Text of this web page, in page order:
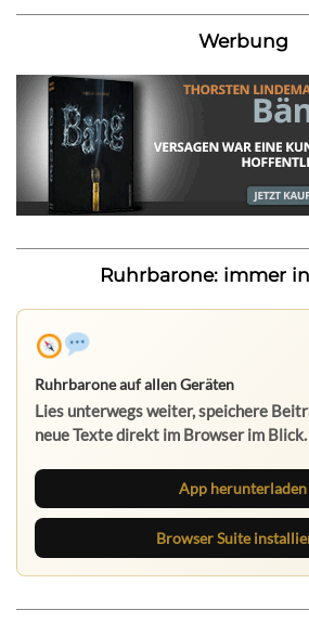
Werbung
Ruhrbarone: immer
Ruhrbarone auf allen Geräten
Lies unterwegs weiter, speichere
neue Texte direkt im Browser im Blick.
App herunterladen
Browser Suite